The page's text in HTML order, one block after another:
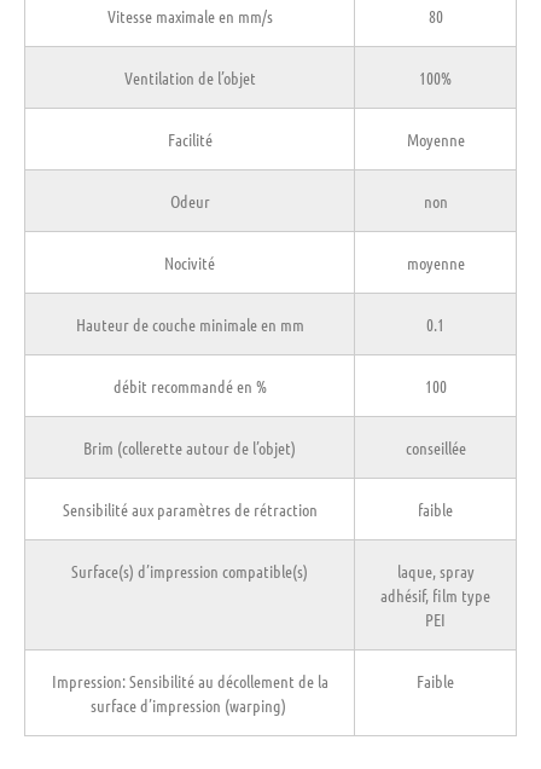
Vitesse maximale en mm/s 80
Ventilation de l’objet 100%
Facilité Moyenne
Odeur non
Nocivité moyenne
Hauteur de couche minimale en mm 0.1
débit recommandé en % 100
Brim (collerette autour de l’objet) conseillée
Sensibilité aux paramètres de rétraction faible
Surface(s) d’impression compatible(s)
laque, spray
adhésif, film type
PEI
Impression: Sensibilité au décollement de la
surface d’impression (warping)
Faible